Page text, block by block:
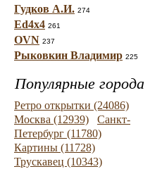
Гудков А.И. 274
Ed4x4 261
OVN 237
Рыковкин Владимир 225
Популярные города
Ретро открытки (24086)
Москва (12939)
Санкт-
Петербург (11780)
Картины (11728)
Трускавец (10343)